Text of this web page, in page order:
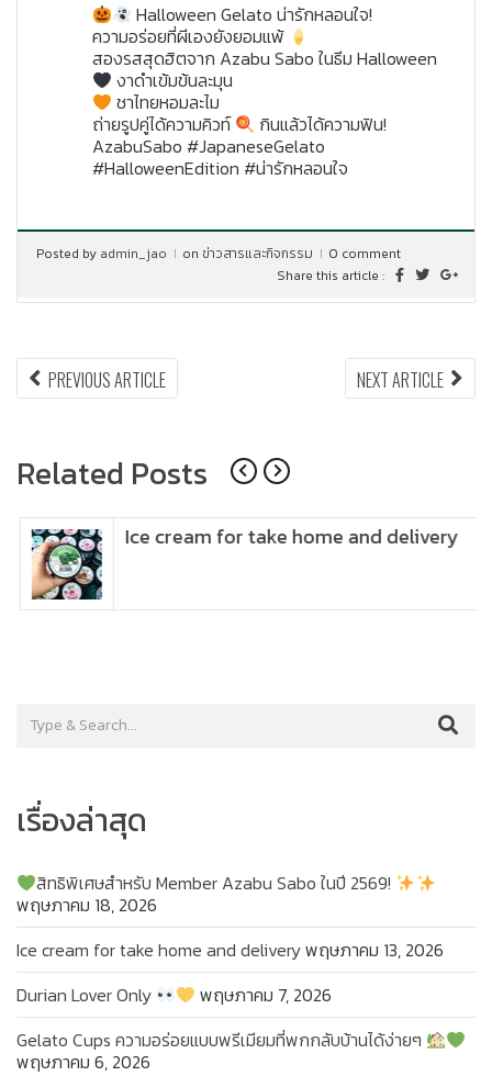
Halloween Gelato น่ารักหลอนใจ!
ความอร่อยที่ผีเองยังยอมแพ้
สองรสสุดฮิตจาก Azabu Sabo ในธีม Halloween
งาดำเข้มข้นละมุน
ชาไทยหอมละไม
ถ่ายรูปคู่ได้ความคิวท์
กินแล้วได้ความฟิน!
AzabuSabo #JapaneseGelato
#HalloweenEdition #น่ารักหลอนใจ
Posted by admin_jao on ข่าวสารและกิจกรรม
0 comment
Share this article :
แนะแนว
PREVIOUS ARTICLEPREVIOUS
ARTICLE:
NEXT ARTICLE
Related Posts
Ice cream for take home and delivery
เรื่องล่าสุด
สิทธิพิเศษสำหรับ Member Azabu Sabo ในปี 2569!
พฤษภาคม 18, 2026
Ice cream for take home and deliveryพฤษภาคม 13, 2026
Durian Lover Only
พฤษภาคม 7, 2026
Gelato Cups ความอร่อยแบบพรีเมียมที่พกกลับบ้านได้ง่ายๆ
พฤษภาคม 6, 2026